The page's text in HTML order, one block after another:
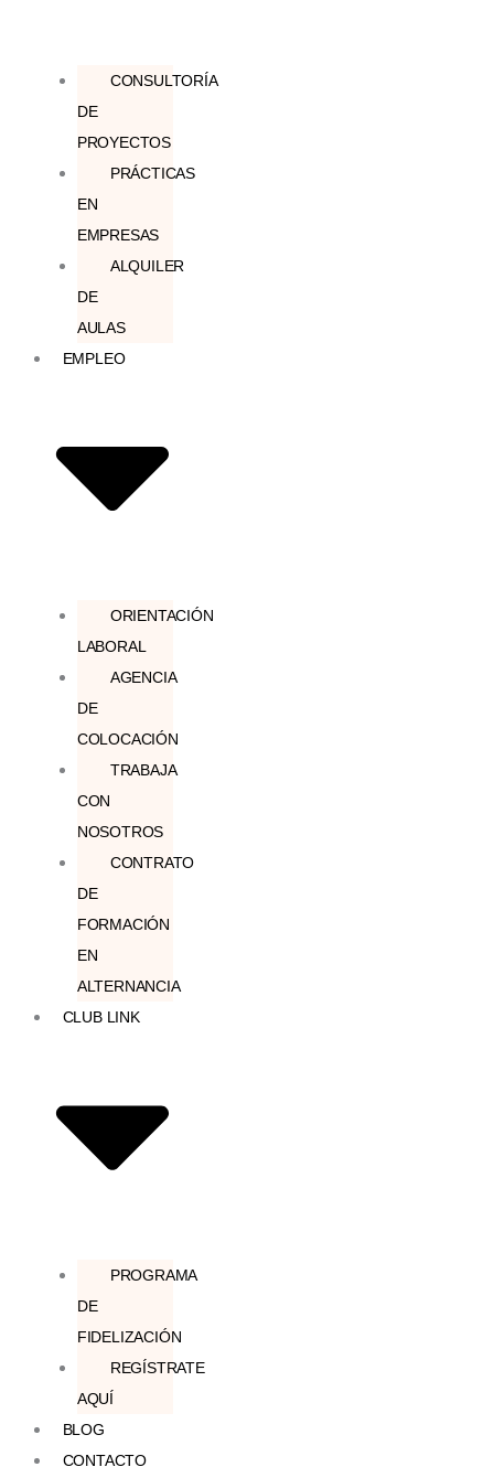
CONSULTORÍA
DE
PROYECTOS
PRÁCTICAS
EN
EMPRESAS
ALQUILER
DE
AULAS
EMPLEO
ORIENTACIÓN
LABORAL
AGENCIA
DE
COLOCACIÓN
TRABAJA
CON
NOSOTROS
CONTRATO
DE
FORMACIÓN
EN
ALTERNANCIA
CLUB LINK
PROGRAMA
DE
FIDELIZACIÓN
REGÍSTRATE
AQUÍ
BLOG
CONTACTO